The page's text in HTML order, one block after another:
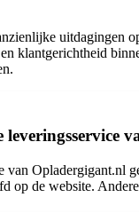
uitdagingen
klantgerichtheid
Opladergigant.nl
op de website.